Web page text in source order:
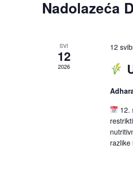
Nadolazeća
SVI
12
2026
12
12.